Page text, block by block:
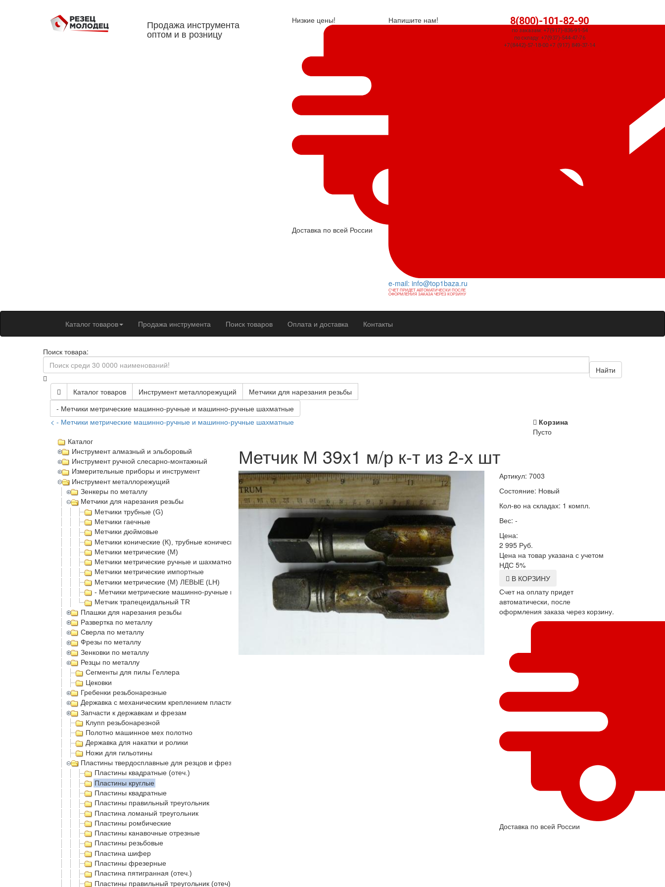
Продажа инструмента
оптом и в розницу
Низкие цены!
Доставка по всей России
Напишите нам!
e-mail: info@top1baza.ru
СЧЕТ ПРИДЕТ АВТОМАТИЧЕСКИ ПОСЛЕ
ОФОРМЛЕНИЯ ЗАКАЗА ЧЕРЕЗ КОРЗИНУ
8(800)-101-82-90
по заказам: +7(917)-836-91-54
по складу: +7(937)-544-47-76
+7(8442)-57-18-00 +7 (917) 849-37-14
Каталог товаров Продажа инструмента Поиск товаров Оплата и доставка Контакты
Поиск товара:
Найти
Каталог товаров Инструмент металлорежущий
Метчики для нарезания резьбы
- Метчики метрические машинно-ручные и машинно-ручные шахматные
< - Метчики метрические машинно-ручные и машинно-ручные шахматные
Корзина
Пусто
Каталог
Инструмент алмазный и эльборовый
Инструмент ручной слесарно-монтажный
Измерительные приборы и инструмент
Инструмент металлорежущий
Зенкеры по металлу
Метчики для нарезания резьбы
Метчики трубные (G)
Метчики гаечные
Метчики дюймовые
Метчики конические (К), трубные конические (Rc)
Метчики метрические (М)
Метчики метрические ручные и шахматно-ручные
Метчики метрические импортные
Метчики метрические (М) ЛЕВЫЕ (LH)
- Метчики метрические машинно-ручные и машинно-ручные шахматные
Метчик трапецеидальный TR
Плашки для нарезания резьбы
Развертка по металлу
Сверла по металлу
Фрезы по металлу
Зенковки по металлу
Резцы по металлу
Сегменты для пилы Геллера
Цековки
Гребенки резьбонарезные
Державка с механическим креплением пластин
Запчасти к державкам и фрезам
Клупп резьбонарезной
Полотно машинное мех полотно
Державка для накатки и ролики
Ножи для гильотины
Пластины твердосплавные для резцов и фрез
Пластины квадратные (отеч.)
Пластины круглые
Пластины квадратные
Пластины правильный треугольник
Пластина ломаный треугольник
Пластины ромбические
Пластины канавочные отрезные
Пластины резьбовые
Пластина шифер
Пластины фрезерные
Пластина пятигранная (отеч.)
Пластины правильный треугольник (отеч)
Метчик М 39x1 м/р к-т из 2-х шт
Артикул: 7003
Состояние: Новый
Кол-во на складах: 1 компл.
Вес: -
Цена:
2 995 Руб.
Цена на товар указана с учетом
НДС 5%
В КОРЗИНУ
Счет на оплату придет
автоматически, после
оформления заказа через корзину.
Доставка по всей России